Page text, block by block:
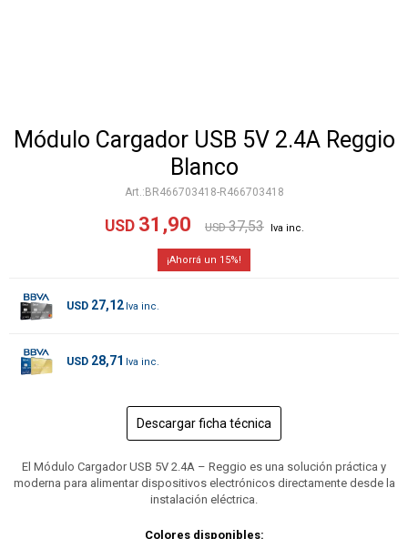
Módulo Cargador USB 5V 2.4A Reggio
Blanco
BR466703418-R466703418
USD 31,90 USD 37,53
15
USD 27,12
USD 28,71
Descargar ficha técnica
El Módulo Cargador USB 5V 2.4A – Reggio es una solución práctica y
moderna para alimentar dispositivos electrónicos directamente desde la
instalación eléctrica.
Colores disponibles: